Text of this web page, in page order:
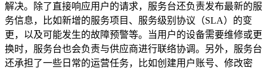
解决。除了直接响应用户的请求，服务台还负责发布最新的服
务信息，比如新增的服务项目、服务级别协议（SLA）的变
更，以及可能发生的故障预警等。当用户的设备需要维修或更
换时，服务台也会负责与供应商进行联络协调。另外，服务台
还承担了一些日常的运营任务，比如创建用户账号、修改密